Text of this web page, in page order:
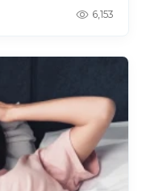
6,153